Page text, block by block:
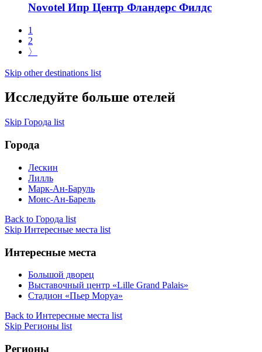
Novotel Ипр Центр Фландерс Филдс
1
2
〉
Skip other destinations list
Исследуйте больше отелей
Skip Города list
Города
Лескин
Лилль
Марк-Ан-Баруль
Монс-Ан-Барель
Back to Города list
Skip Интересные места list
Интересные места
Большой дворец
Выставочный центр «Lille Grand Palais»
Стадион «Пьер Моруа»
Back to Интересные места list
Skip Регионы list
Регионы